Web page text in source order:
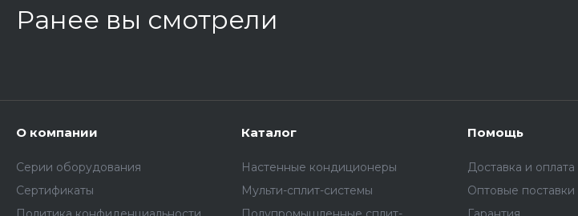
Ранее вы смотрели
О компании
Серии оборудования
Сертификаты
Каталог
Настенные кондиционеры
Мульти-сплит-системы
Помощь
Доставка и оплата
Оптовые поставки